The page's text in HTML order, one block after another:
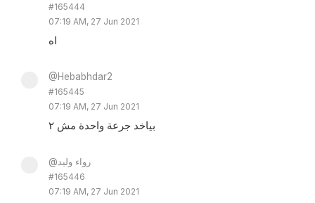
#165444
07:19 AM, 27 Jun 2021
اه
@Hebabhdar2
#165445
07:19 AM, 27 Jun 2021
بياخد جرعة واحدة مش ٢
@رواء وليد
#165446
07:19 AM, 27 Jun 2021